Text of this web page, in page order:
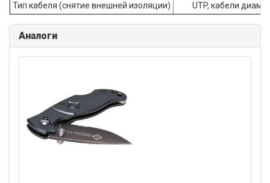
Тип кабеля (снятие внешней изоляции)
UTP, кабели
Аналоги